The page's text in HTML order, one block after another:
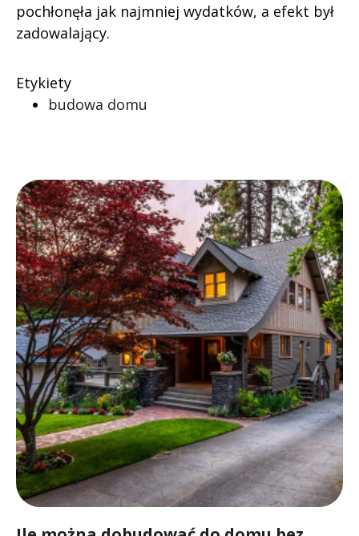
pochłonęła jak najmniej wydatków, a efekt był
zadowalający.
Etykiety
budowa domu